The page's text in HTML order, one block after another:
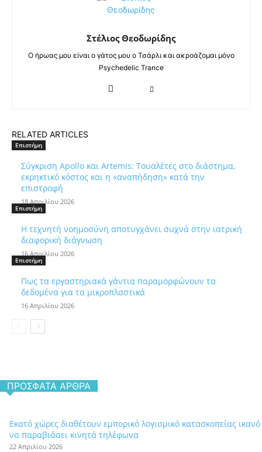
Στέλιος Θεοδωρίδης
Ο ήρωας μου είναι ο γάτος μου ο Τσάρλι και ακροάζομαι μόνο
Psychedelic Trance
RELATED ARTICLES
Επιστήμη
Σύγκριση Apollo και Artemis: Τουαλέτες στο διάστημα,
εκρηκτικό κόστος και η «αναπήδηση» κατά την
επιστροφή
18 Απριλίου 2026
Επιστήμη
Η τεχνητή νοημοσύνη αποτυγχάνει συχνά στην ιατρική
διαφορική διάγνωση
16 Απριλίου 2026
Επιστήμη
Πως τα εργαστηριακά γάντια παραμορφώνουν τα
δεδομένα για τα μικροπλαστικά
16 Απριλίου 2026
ΠΡΌΣΦΑΤΑ ΆΡΘΡΑ
Εκατό χώρες διαθέτουν εμπορικό λογισμικό κατασκοπείας ικανό
να παραβιάσει κινητά τηλέφωνα
22 Απριλίου 2026